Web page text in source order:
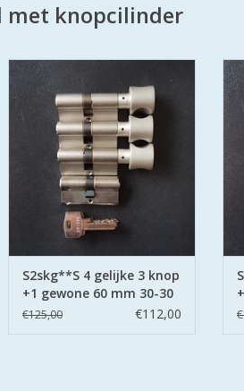
met knopcilinder
De S2 veiligheidscilinders zijn SKG
gecertificeerd volgens Politie
Keurmerk Veilig Wonen®.
De cilinders zijn uitgevoerd met
boorbeveiliging aan beide zijden.
TOEVOEGEN AAN WINKELWAGEN
S2skg**S 4 gelijke 3 knop
+1 gewone 60 mm 30-30
€125,00 €112,00